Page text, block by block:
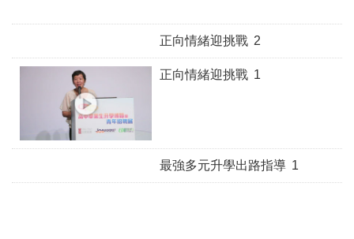
正向情緒迎挑戰 2
正向情緒迎挑戰 1
最強多元升學出路指導 1